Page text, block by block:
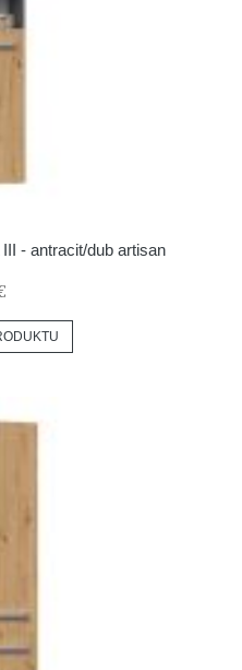
- antracit/dub artisan